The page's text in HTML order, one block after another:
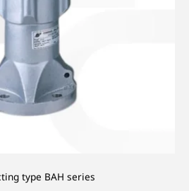
type BAH series